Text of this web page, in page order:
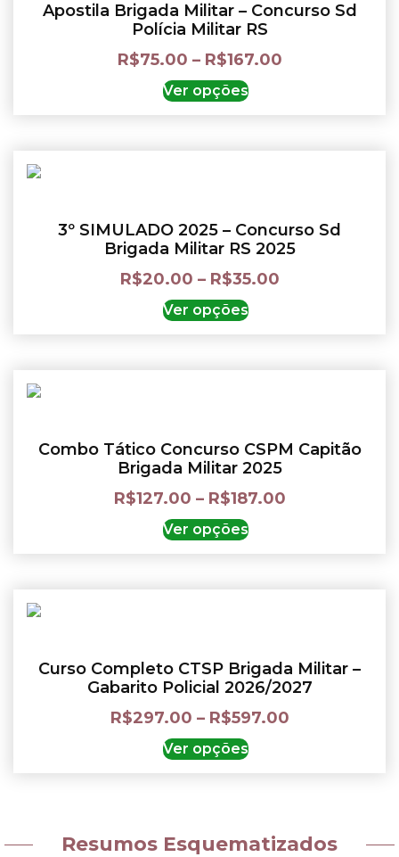
Apostila Brigada Militar – Concurso Sd
Polícia Militar RS
R$75.00 – R$167.00
Ver opções
3º SIMULADO 2025 – Concurso Sd
Brigada Militar RS 2025
R$20.00 – R$35.00
Ver opções
Combo Tático Concurso CSPM Capitão
Brigada Militar 2025
R$127.00 – R$187.00
Ver opções
Curso Completo CTSP Brigada Militar –
Gabarito Policial 2026/2027
R$297.00 – R$597.00
Ver opções
Resumos Esquematizados